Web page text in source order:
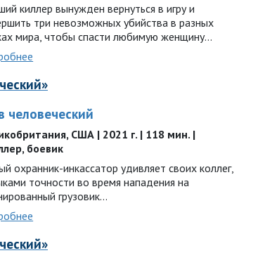
киллер вынужден вернуться в игру и
три невозможных убийства в разных
мира, чтобы спасти любимую женщину…
человеческий
США | 2021 г. | 118 мин. |
боевик
охранник-инкассатор удивляет своих коллег,
точности во время нападения на
грузовик…